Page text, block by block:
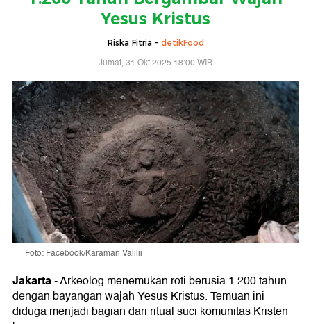
Yesus Kristus
Riska Fitria - detikFood
Jumat, 31 Okt 2025 18:00 WIB
Foto: Facebook/Karaman Valilii
Jakarta-Arkeolog menemukan roti berusia 1.200 tahun
dengan bayangan wajah Yesus Kristus. Temuan ini
diduga menjadi bagian dari ritual suci komunitas Kristen